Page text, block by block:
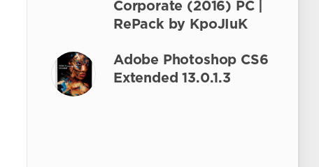
Corporate (2016) PC |
RePack by KpoJIuK
Adobe Photoshop CS6
Extended 13.0.1.3